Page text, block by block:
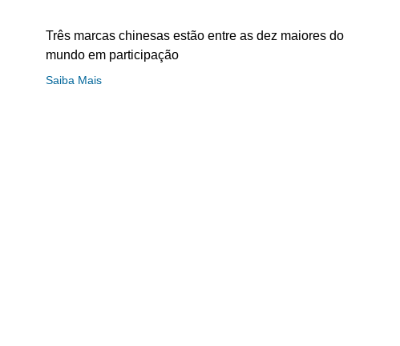
Três marcas chinesas estão entre as dez maiores do
mundo em participação
Saiba Mais